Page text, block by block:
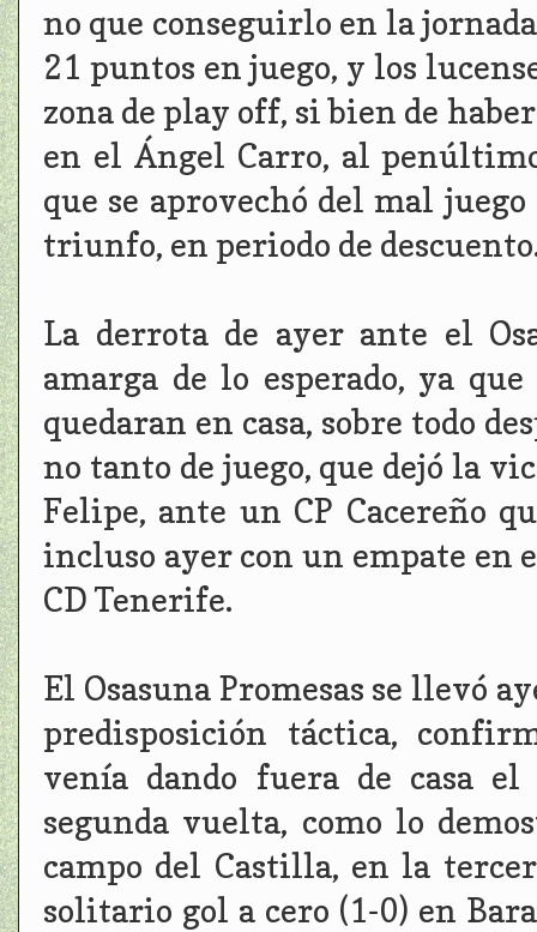
no que conseguirlo en la
21 puntos en juego, y los
zona de play off, si bien de
en el Ángel Carro, al
que se aprovechó del mal
triunfo, en periodo de
La derrota de ayer ante el
amarga de lo esperado, ya
quedaran en casa, sobre todo
no tanto de juego, que dejó la
Felipe, ante un CP Cacereño
incluso ayer con un empate en
CD Tenerife.
El Osasuna Promesas se llevó
predisposición táctica,
venía dando fuera de casa
segunda vuelta, como lo
campo del Castilla, en la
solitario gol a cero (1-0) en